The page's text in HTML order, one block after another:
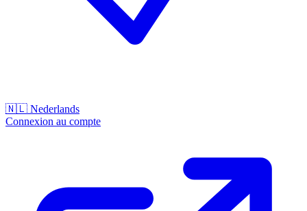
🇳🇱 Nederlands
Connexion au compte